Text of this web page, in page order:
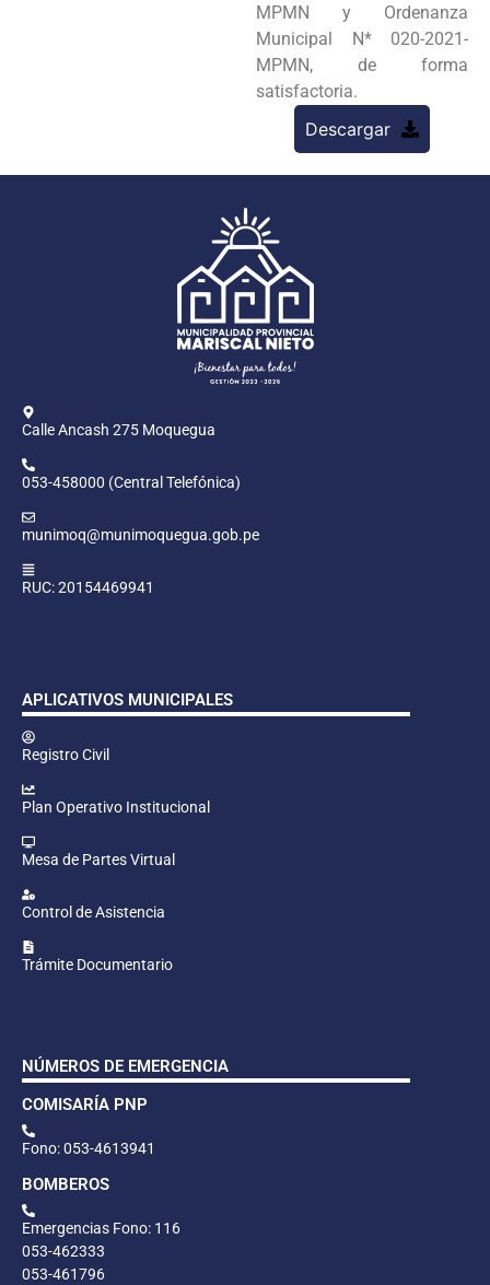
MPMN y Ordenanza
Municipal N* 020-2021-
MPMN, de forma
satisfactoria.
Descargar
Calle Ancash 275 Moquegua
053-458000 (Central Telefónica)
munimoq@munimoquegua.gob.pe
RUC: 20154469941
APLICATIVOS MUNICIPALES
Registro Civil
Plan Operativo Institucional
Mesa de Partes Virtual
Control de Asistencia
Trámite Documentario
NÚMEROS DE EMERGENCIA
COMISARÍA PNP
Fono: 053-4613941
BOMBEROS
Emergencias Fono: 116
053-462333
053-461796